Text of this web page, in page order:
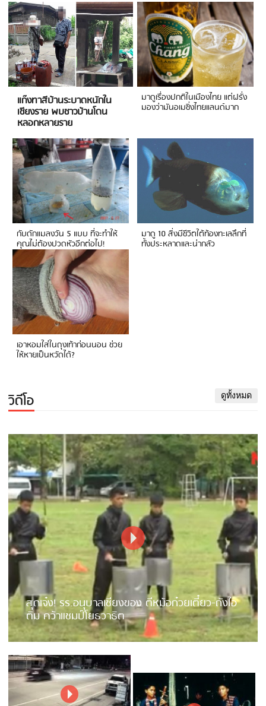
แก๊งทาสีบ้านระบาดหนักใน
เชียงราย พบชาวบ้านโดน
หลอกหลายราย
มาดูเรื่องปกติในเมืองไทย แต่ฝรั่ง
มองว่ามันอเมซิ่งไทยแลนด์มาก
กับดักแมลงวัน 5 แบบ ที่จะทำให้
คุณไม่ต้องปวดหัวอีกต่อไป!
มาดู 10 สิ่งมีชีวิตใต้ท้องทะเลลึกที่
ทั้งประหลาดและน่ากลัว
เอาหอมใส่ในถุงเท้าก่อนนอน ช่วย
ให้หายเป็นหวัดได้?
วิดีโอ ดูทั้งหมด
สุดเจ๋ง! รร.อนุบาลเชียงของ ตีหม้อก๋วยเตี๋ยว-ถังไอ
ติม คว้าแชมป์โยธวาธิต